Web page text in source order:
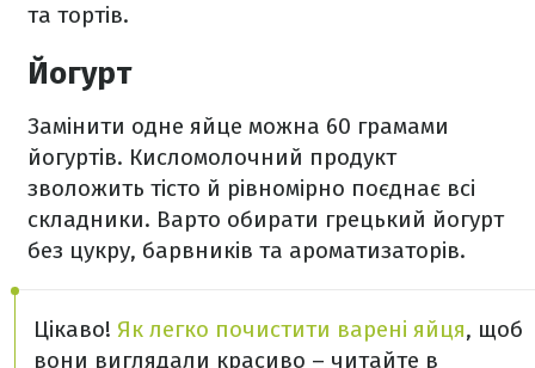
та тортів.
Йогурт
Замінити одне яйце можна 60 грамами
йогуртів. Кисломолочний продукт
зволожить тісто й рівномірно поєднає всі
складники. Варто обирати грецький йогурт
без цукру, барвників та ароматизаторів.
Цікаво! Як легко почистити варені яйця, щоб
вони виглядали красиво – читайте в